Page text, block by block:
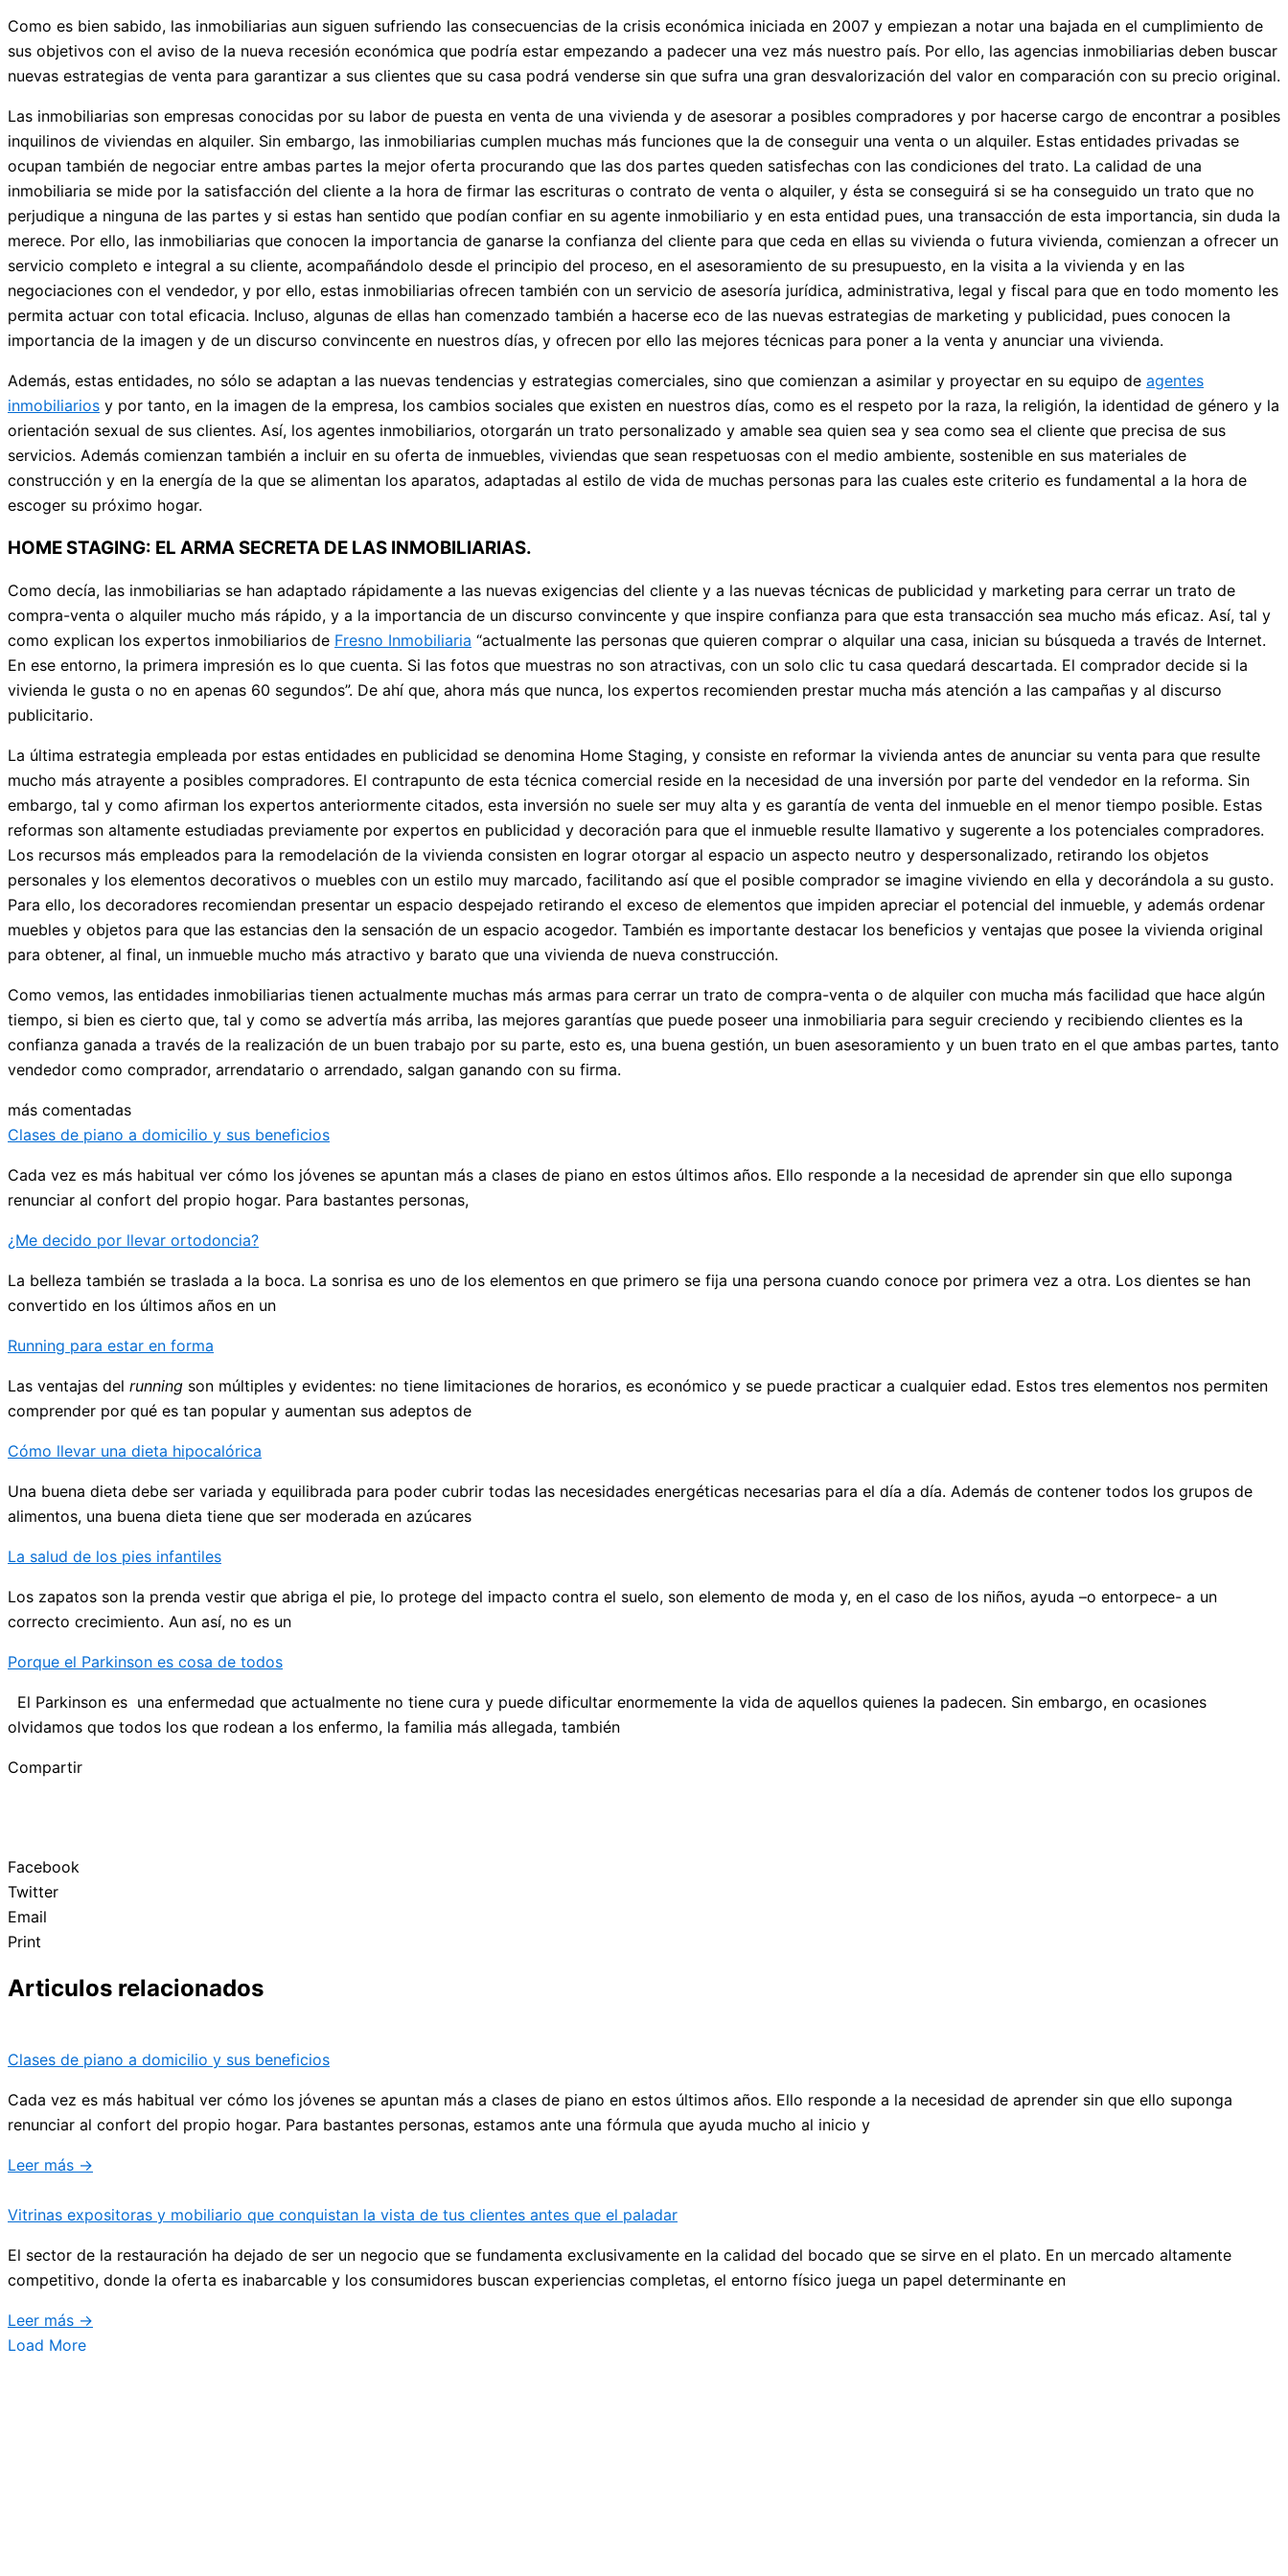
Como es bien sabido, las inmobiliarias aun siguen sufriendo las consecuencias de la crisis económica iniciada en 2007 y empiezan a notar una bajada en el cumplimiento de
sus objetivos con el aviso de la nueva recesión económica que podría estar empezando a padecer una vez más nuestro país. Por ello, las agencias inmobiliarias deben buscar
nuevas estrategias de venta para garantizar a sus clientes que su casa podrá venderse sin que sufra una gran desvalorización del valor en comparación con su precio original.
Las inmobiliarias son empresas conocidas por su labor de puesta en venta de una vivienda y de asesorar a posibles compradores y por hacerse cargo de encontrar a posibles
inquilinos de viviendas en alquiler. Sin embargo, las inmobiliarias cumplen muchas más funciones que la de conseguir una venta o un alquiler. Estas entidades privadas se
ocupan también de negociar entre ambas partes la mejor oferta procurando que las dos partes queden satisfechas con las condiciones del trato. La calidad de una
inmobiliaria se mide por la satisfacción del cliente a la hora de firmar las escrituras o contrato de venta o alquiler, y ésta se conseguirá si se ha conseguido un trato que no
perjudique a ninguna de las partes y si estas han sentido que podían confiar en su agente inmobiliario y en esta entidad pues, una transacción de esta importancia, sin duda la
merece. Por ello, las inmobiliarias que conocen la importancia de ganarse la confianza del cliente para que ceda en ellas su vivienda o futura vivienda, comienzan a ofrecer un
servicio completo e integral a su cliente, acompañándolo desde el principio del proceso, en el asesoramiento de su presupuesto, en la visita a la vivienda y en las
negociaciones con el vendedor, y por ello, estas inmobiliarias ofrecen también con un servicio de asesoría jurídica, administrativa, legal y fiscal para que en todo momento les
permita actuar con total eficacia. Incluso, algunas de ellas han comenzado también a hacerse eco de las nuevas estrategias de marketing y publicidad, pues conocen la
importancia de la imagen y de un discurso convincente en nuestros días, y ofrecen por ello las mejores técnicas para poner a la venta y anunciar una vivienda.
Además, estas entidades, no sólo se adaptan a las nuevas tendencias y estrategias comerciales, sino que comienzan a asimilar y proyectar en su equipo de agentes
inmobiliarios y por tanto, en la imagen de la empresa, los cambios sociales que existen en nuestros días, como es el respeto por la raza, la religión, la identidad de género y la
orientación sexual de sus clientes. Así, los agentes inmobiliarios, otorgarán un trato personalizado y amable sea quien sea y sea como sea el cliente que precisa de sus
servicios. Además comienzan también a incluir en su oferta de inmuebles, viviendas que sean respetuosas con el medio ambiente, sostenible en sus materiales de
construcción y en la energía de la que se alimentan los aparatos, adaptadas al estilo de vida de muchas personas para las cuales este criterio es fundamental a la hora de
escoger su próximo hogar.
HOME STAGING: EL ARMA SECRETA DE LAS INMOBILIARIAS.
Como decía, las inmobiliarias se han adaptado rápidamente a las nuevas exigencias del cliente y a las nuevas técnicas de publicidad y marketing para cerrar un trato de
compra-venta o alquiler mucho más rápido, y a la importancia de un discurso convincente y que inspire confianza para que esta transacción sea mucho más eficaz. Así, tal y
como explican los expertos inmobiliarios de Fresno Inmobiliaria “actualmente las personas que quieren comprar o alquilar una casa, inician su búsqueda a través de Internet.
En ese entorno, la primera impresión es lo que cuenta. Si las fotos que muestras no son atractivas, con un solo clic tu casa quedará descartada. El comprador decide si la
vivienda le gusta o no en apenas 60 segundos”. De ahí que, ahora más que nunca, los expertos recomienden prestar mucha más atención a las campañas y al discurso
publicitario.
La última estrategia empleada por estas entidades en publicidad se denomina Home Staging, y consiste en reformar la vivienda antes de anunciar su venta para que resulte
mucho más atrayente a posibles compradores. El contrapunto de esta técnica comercial reside en la necesidad de una inversión por parte del vendedor en la reforma. Sin
embargo, tal y como afirman los expertos anteriormente citados, esta inversión no suele ser muy alta y es garantía de venta del inmueble en el menor tiempo posible. Estas
reformas son altamente estudiadas previamente por expertos en publicidad y decoración para que el inmueble resulte llamativo y sugerente a los potenciales compradores.
Los recursos más empleados para la remodelación de la vivienda consisten en lograr otorgar al espacio un aspecto neutro y despersonalizado, retirando los objetos
personales y los elementos decorativos o muebles con un estilo muy marcado, facilitando así que el posible comprador se imagine viviendo en ella y decorándola a su gusto.
Para ello, los decoradores recomiendan presentar un espacio despejado retirando el exceso de elementos que impiden apreciar el potencial del inmueble, y además ordenar
muebles y objetos para que las estancias den la sensación de un espacio acogedor. También es importante destacar los beneficios y ventajas que posee la vivienda original
para obtener, al final, un inmueble mucho más atractivo y barato que una vivienda de nueva construcción.
Como vemos, las entidades inmobiliarias tienen actualmente muchas más armas para cerrar un trato de compra-venta o de alquiler con mucha más facilidad que hace algún
tiempo, si bien es cierto que, tal y como se advertía más arriba, las mejores garantías que puede poseer una inmobiliaria para seguir creciendo y recibiendo clientes es la
confianza ganada a través de la realización de un buen trabajo por su parte, esto es, una buena gestión, un buen asesoramiento y un buen trato en el que ambas partes, tanto
vendedor como comprador, arrendatario o arrendado, salgan ganando con su firma.
más comentadas
Clases de piano a domicilio y sus beneficios
Cada vez es más habitual ver cómo los jóvenes se apuntan más a clases de piano en estos últimos años. Ello responde a la necesidad de aprender sin que ello suponga
renunciar al confort del propio hogar. Para bastantes personas,
¿Me decido por llevar ortodoncia?
La belleza también se traslada a la boca. La sonrisa es uno de los elementos en que primero se fija una persona cuando conoce por primera vez a otra. Los dientes se han
convertido en los últimos años en un
Running para estar en forma
Las ventajas del running son múltiples y evidentes: no tiene limitaciones de horarios, es económico y se puede practicar a cualquier edad. Estos tres elementos nos permiten
comprender por qué es tan popular y aumentan sus adeptos de
Cómo llevar una dieta hipocalórica
Una buena dieta debe ser variada y equilibrada para poder cubrir todas las necesidades energéticas necesarias para el día a día. Además de contener todos los grupos de
alimentos, una buena dieta tiene que ser moderada en azúcares
La salud de los pies infantiles
Los zapatos son la prenda vestir que abriga el pie, lo protege del impacto contra el suelo, son elemento de moda y, en el caso de los niños, ayuda –o entorpece- a un
correcto crecimiento. Aun así, no es un
Porque el Parkinson es cosa de todos
El Parkinson es una enfermedad que actualmente no tiene cura y puede dificultar enormemente la vida de aquellos quienes la padecen. Sin embargo, en ocasiones
olvidamos que todos los que rodean a los enfermo, la familia más allegada, también
Compartir
Facebook
Twitter
Email
Print
Articulos relacionados
Clases de piano a domicilio y sus beneficios
Cada vez es más habitual ver cómo los jóvenes se apuntan más a clases de piano en estos últimos años. Ello responde a la necesidad de aprender sin que ello suponga
renunciar al confort del propio hogar. Para bastantes personas, estamos ante una fórmula que ayuda mucho al inicio y
Leer más →
Vitrinas expositoras y mobiliario que conquistan la vista de tus clientes antes que el paladar
El sector de la restauración ha dejado de ser un negocio que se fundamenta exclusivamente en la calidad del bocado que se sirve en el plato. En un mercado altamente
competitivo, donde la oferta es inabarcable y los consumidores buscan experiencias completas, el entorno físico juega un papel determinante en
Leer más →
Load More